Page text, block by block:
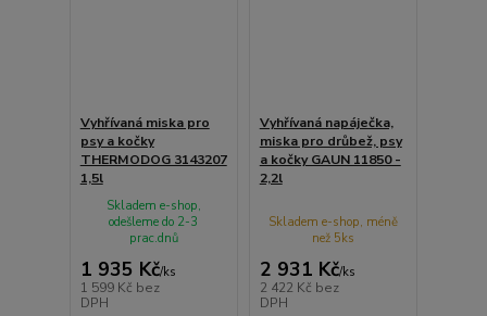
Vyhřívaná miska pro
psy a kočky
THERMODOG 3143207
1,5l
1 935 Kč/ks
1 599 Kč bez
DPH
Skladem e-shop,
odešleme do 2-3
prac.dnů
Vyhřívaná napáječka,
miska pro drůbež, psy
a kočky GAUN 11850 -
2,2l
2 931 Kč/ks
2 422 Kč bez
DPH
Skladem e-shop, méně
než 5ks